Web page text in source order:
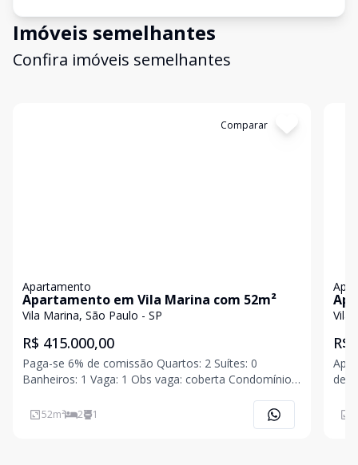
Imóveis semelhantes
Confira imóveis semelhantes
Comparar
Apartamento
Apartamento em Vila Marina com 52m²
Vila Marina, São Paulo - SP
R$ 415.000,00
Paga-se 6% de comissão Quartos: 2 Suítes: 0
Banheiros: 1 Vaga: 1 Obs vaga: coberta Condomínio:
52m² 2 1
Vila
R$
de garagem.